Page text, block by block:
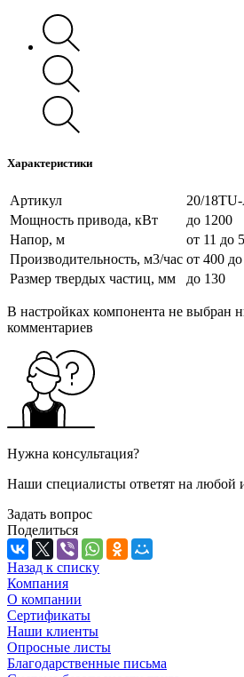
Характеристики
Артикул
20/
Мощность привода, кВт
до 1200
Напор, м
от 11 до
Производительность, м3/час от 400
Размер твердых частиц, мм
до 130
В настройках компонента не выбран
комментариев
Нужна консультация?
Наши специалисты ответят на любой
Задать вопрос
Поделиться
Назад к списку
Компания
О компании
Сертификаты
Наши клиенты
Опросные листы
Благодарственные письма